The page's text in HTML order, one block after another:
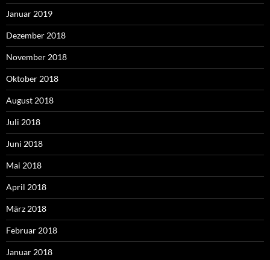
Januar 2019
Dezember 2018
November 2018
Oktober 2018
August 2018
Juli 2018
Juni 2018
Mai 2018
April 2018
März 2018
Februar 2018
Januar 2018